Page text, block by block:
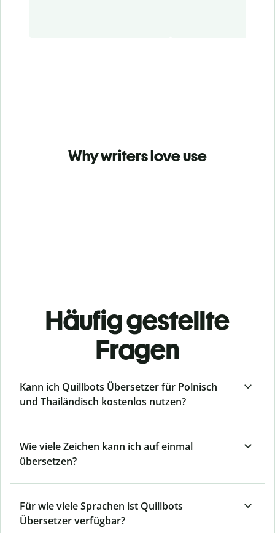
Why writers love use
Häufig gestellte
Fragen
Kann ich Quillbots Übersetzer für Polnisch
und Thailändisch kostenlos nutzen?
Wie viele Zeichen kann ich auf einmal
übersetzen?
Für wie viele Sprachen ist Quillbots
Übersetzer verfügbar?